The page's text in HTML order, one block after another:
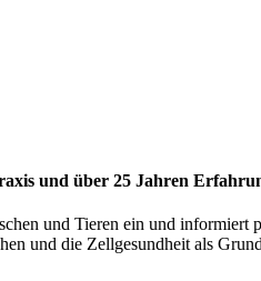
und über 25 Jahren
und Tieren ein und
und die Zellgesundheit als